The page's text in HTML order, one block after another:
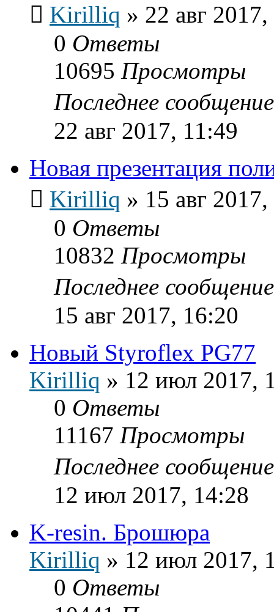
Kirilliq » 22 авг
0 Ответы
10695 Просмотры
Последнее
22 авг 2017, 11:49
Новая презентация
Kirilliq » 15 авг
0 Ответы
10832 Просмотры
Последнее
15 авг 2017, 16:20
Новый Styroflex PG77
Kirilliq » 12 июл 2017,
0 Ответы
11167 Просмотры
Последнее
12 июл 2017, 14:28
K-resin. Брошюра
Kirilliq » 12 июл 2017,
0 Ответы